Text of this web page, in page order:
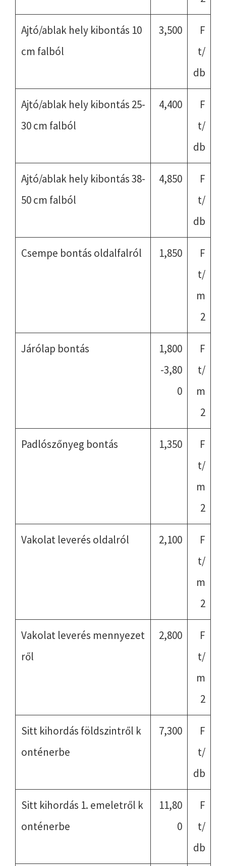
Ajtó/ablak hely kibontás 10
cm falból
3,500
F
t/
db
Ajtó/ablak hely kibontás 25-
30 cm falból
4,400
F
t/
db
Ajtó/ablak hely kibontás 38-
50 cm falból
4,850
F
t/
db
Csempe bontás oldalfalról 1,850
F
t/
m
2
Járólap bontás
1,800
-3,80
0
F
t/
m
2
Padlószőnyeg bontás 1,350
F
t/
m
2
Vakolat leverés oldalról 2,100
F
t/
m
2
Vakolat leverés mennyezet
ről
2,800
F
t/
m
2
Sitt kihordás földszintről k
onténerbe
7,300
F
t/
db
Sitt kihordás 1. emeletről k
onténerbe
11,80
0
F
t/
db